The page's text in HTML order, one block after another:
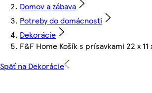
Domov a zábava
Potreby do domácnosti
Dekorácie
F&F Home Košík s prísavkami 22 x 11
Späť na Dekorácie